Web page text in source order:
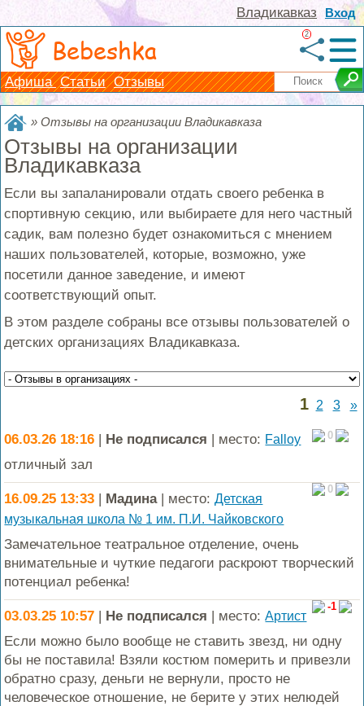
Вход
Владикавказ
Bebeshka 2
Афиша Статьи Отзывы
»Отзывы на организации Владикавказа
Отзывы на организации
Владикавказа
Если вы запаланировали отдать своего ребенка в
спортивную секцию, или выбираете для него частный
садик, вам полезно будет ознакомиться с мнением
наших пользователей, которые, возможно, уже
посетили данное заведение, и имеют
соответствующий опыт.
В этом разделе собраны все отзывы пользователей о
детских организациях Владикавказа.
1 2 3 »
0
06.03.26 18:16 | Не подписался | место: Falloy
отличный зал
0
16.09.25 13:33 | Мадина| место:Детская
музыкальная школа № 1 им. П.И. Чайковского
Замечательное театральное отделение, очень
внимательные и чуткие педагоги раскроют творческий
потенциал ребенка!
-1
03.03.25 10:57 | Не подписался | место:Артист
Если можно было вообще не ставить звезд, ни одну
бы не поставила! Взяли костюм померить и привезли
обратно сразу, деньги не вернули, просто не
человеческое отношение, не берите у этих нелюдей